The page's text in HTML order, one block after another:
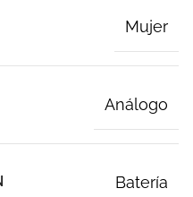
Mujer
Análogo
Batería